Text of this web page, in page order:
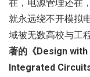
在，电源管理还在
就永远绕不开模拟
域被无数高校与工
著的《Design
Integrated